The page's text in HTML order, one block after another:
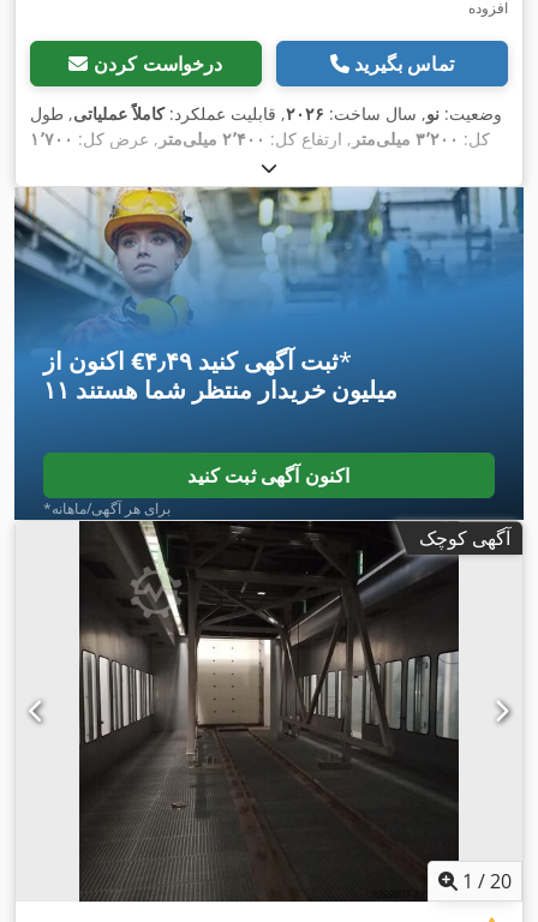
افزوده
درخواست کردن تماس بگیرید
وضعیت: نو, سال ساخت: ۲۰۲۶, قابلیت عملکرد:کاملاً عملیاتی, طول
کل: ۳٬۲۰۰ میلی‌متر , ارتفاع کل: ۲٬۴۰۰ میلی‌متر , عرض کل: ۱٬۷۰۰
میلی‌متر,
اکنون از ‎€۴٫۴۹ ثبت آگهی کنید*
۱۱ میلیون خریدار منتظر شما هستند
اکنون آگهی ثبت کنید
*برای هر آگهی/ماهانه
آگهی کوچک
1 /20